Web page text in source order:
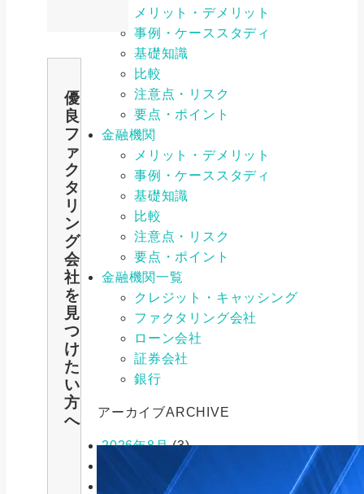
優
良
フ
ァ
ク
タ
リ
ン
グ
会
社
を
見
つ
け
た
い
方
へ
メリット・デメリット
事例・ケーススタディ
基礎知識
比較
注意点・リスク
要点・ポイント
金融機関
メリット・デメリット
事例・ケーススタディ
基礎知識
比較
注意点・リスク
要点・ポイント
金融機関一覧
クレジット・キャッシング
ファクタリング会社
ローン会社
証券会社
銀行
アーカイブARCHIVE
2026年8月(3)
(9)
2026年6月(6)